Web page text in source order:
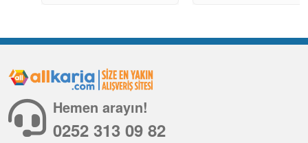
Hemen arayın!
0252 313 09 82